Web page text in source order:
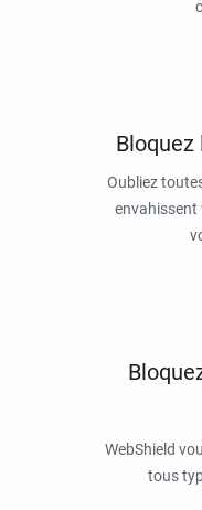
Bloquez
Oubliez
envahissent
WebShield
tous